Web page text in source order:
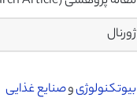
ژورنال
بیوتکنولوژیوصنایع غذایی